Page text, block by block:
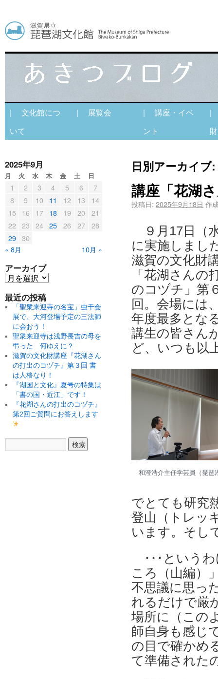
| 文化館につ
いて
| 展覧会
| 講座・イベ
ント
|
財
日別アーカイブ:
講座「花湖
投稿日: 2025年9月18日 作
９月17日（
に実施しまし
滋賀の文化財
「花湖さんの
のコヅチ」第
回。会場には
年度最多とな
講生の皆さん
ど、いつも以
和澄浩介主任学芸員（琵琶
でとても研究
登山（トレッ
います。そし
･･･というわ
ころ（山編）
不思議に思っ
れるだけで厳
場所に（この
師自身も感じ
の目で確かめ
て準備された
2025年9月
月 火 水 木 金 土 日
« 8月 10月 »
1 2 3 4 5 6
7
8
9 10 11 12 13
14
15
16 17 18 19 20
21
22
23 24 25 26 27
28
29 30
アーカイブ
最近の投稿
「聖衆来迎寺の名宝」虫干会
展で、大河登場予定の三法師
に会おう！
聖衆来迎寺は浅野長吉の母を
弔った 何ゆえに？
滋賀の文化財講座『花湖さん
の打出のコヅチ』第３回 書
は人格なり！
『湖国と文化』夏号の特集は
「書の国・近江」です！
『花湖さんの打出のコヅチ』
第2回ご質問にお答えします